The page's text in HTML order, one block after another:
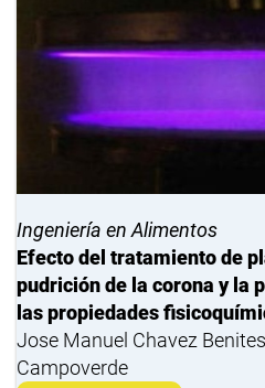
Ingeniería en Alimentos
Efecto del tratamiento de
pudrición de la corona y la
las propiedades
Jose Manuel Chavez
Campoverde